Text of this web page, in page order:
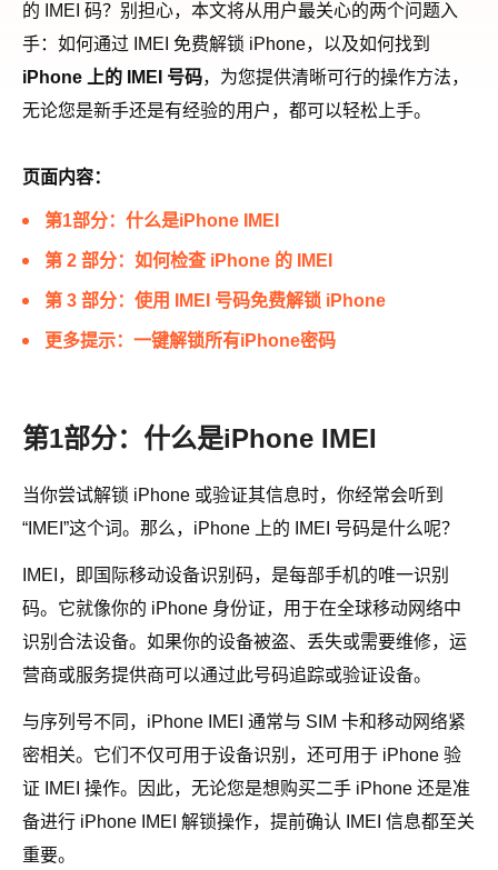
的 IMEI 码？别担心，本文将从用户最关心的两个问题入
手：如何通过 IMEI 免费解锁 iPhone，以及如何找到
iPhone 上的 IMEI 号码，为您提供清晰可行的操作方法，
无论您是新手还是有经验的用户，都可以轻松上手。
页面内容：
第1部分：什么是iPhone IMEI
第 2 部分：如何检查 iPhone 的 IMEI
第 3 部分：使用 IMEI 号码免费解锁 iPhone
更多提示：一键解锁所有iPhone密码
第1部分：什么是iPhone IMEI
当你尝试解锁 iPhone 或验证其信息时，你经常会听到
“IMEI”这个词。那么，iPhone 上的 IMEI 号码是什么呢？
IMEI，即国际移动设备识别码，是每部手机的唯一识别
码。它就像你的 iPhone 身份证，用于在全球移动网络中
识别合法设备。如果你的设备被盗、丢失或需要维修，运
营商或服务提供商可以通过此号码追踪或验证设备。
与序列号不同，iPhone IMEI 通常与 SIM 卡和移动网络紧
密相关。它们不仅可用于设备识别，还可用于 iPhone 验
证 IMEI 操作。因此，无论您是想购买二手 iPhone 还是准
备进行 iPhone IMEI 解锁操作，提前确认 IMEI 信息都至关
重要。